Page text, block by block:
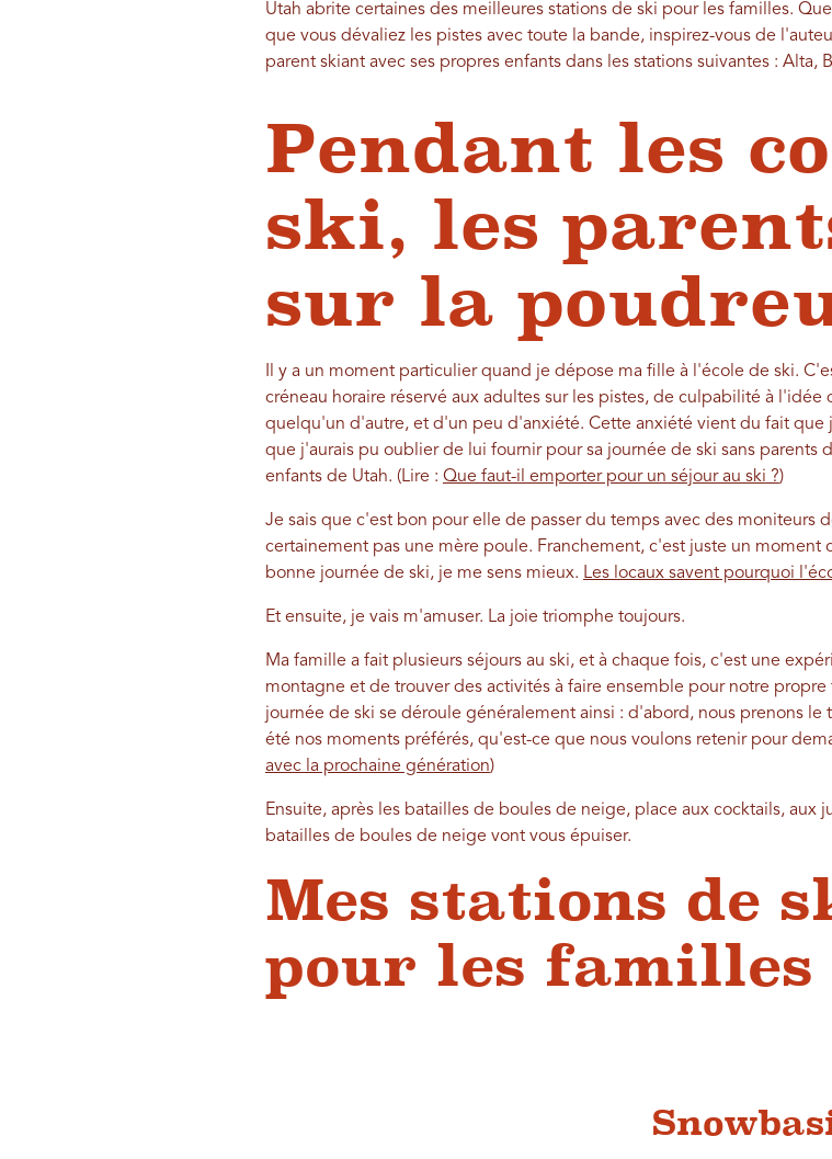
Utah abrite certaines des meilleures stations de ski pour les familles.
que vous dévaliez les pistes avec toute la bande, inspirez-vous de
parent skiant avec ses propres enfants dans les stations suivantes : Alta,
Pendant les
ski, les
sur la
Il y a un moment particulier quand je dépose ma fille à l'école de ski.
créneau horaire réservé aux adultes sur les pistes, de culpabilité à
quelqu'un d'autre, et d'un peu d'anxiété. Cette anxiété vient du fait que
que j'aurais pu oublier de lui fournir pour sa journée de ski sans parents
enfants de Utah. (Lire : Que faut-il emporter pour un séjour au ski ?)
Je sais que c'est bon pour elle de passer du temps avec des moniteurs
certainement pas une mère poule. Franchement, c'est juste un
bonne journée de ski, je me sens mieux. Les locaux savent pourquoi
Et ensuite, je vais m'amuser. La joie triomphe toujours.
Ma famille a fait plusieurs séjours au ski, et à chaque fois, c'est une
montagne et de trouver des activités à faire ensemble pour notre
journée de ski se déroule généralement ainsi : d'abord, nous prenons
été nos moments préférés, qu'est-ce que nous voulons retenir pour
avec la prochaine génération)
Ensuite, après les batailles de boules de neige, place aux cocktails, aux
batailles de boules de neige vont vous épuiser.
Mes stations de
pour les familles